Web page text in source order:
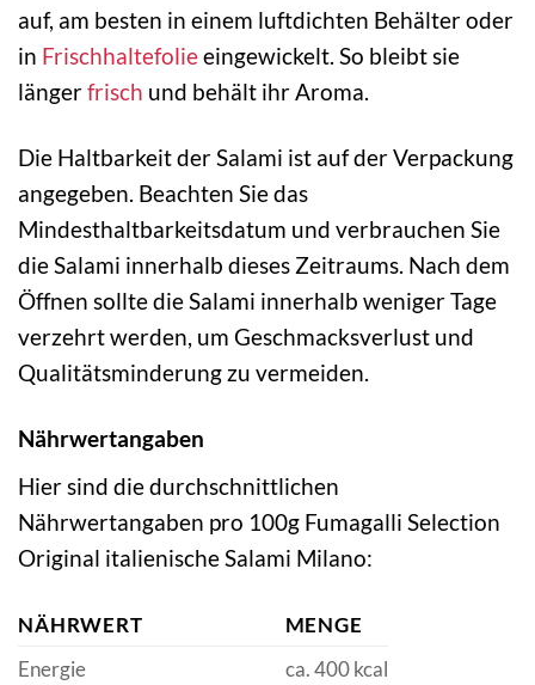
auf, am besten in einem luftdichten Behälter oder
in Frischhaltefolieeingewickelt. So bleibt sie
längerfrisch und behält ihr Aroma.
Die Haltbarkeit der Salami ist auf der Verpackung
angegeben. Beachten Sie das
Mindesthaltbarkeitsdatum und verbrauchen Sie
die Salami innerhalb dieses Zeitraums. Nach dem
Öffnen sollte die Salami innerhalb weniger Tage
verzehrt werden, um Geschmacksverlust und
Qualitätsminderung zu vermeiden.
Nährwertangaben
Hier sind die durchschnittlichen
Nährwertangaben pro 100g Fumagalli Selection
Original italienische Salami Milano:
NÄHRWERT
MENGE
Energie
ca. 400 kcal